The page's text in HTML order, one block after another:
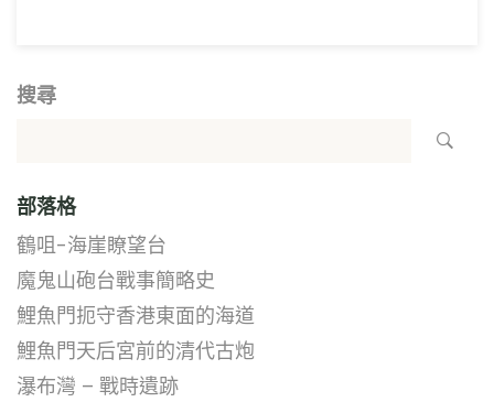
搜尋
部落格
鶴咀-海崖瞭望台
魔鬼山砲台戰事簡略史
鯉魚門扼守香港東面的海道
鯉魚門天后宮前的清代古炮
瀑布灣 – 戰時遺跡